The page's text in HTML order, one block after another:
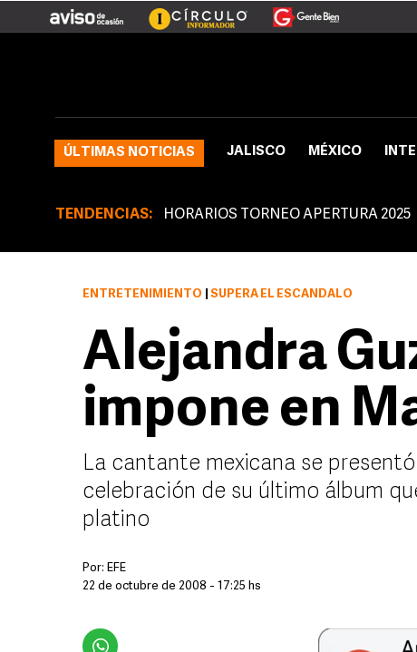
ÚLTIMAS NOTICIAS JALISCO MÉXICO
TENDENCIAS: HORARIOS TORNEO APERTURA 2025
ENTRETENIMIENTO SUPERA EL ESCÁNDALO
Alejandra
impone en
La cantante mexicana se
celebración de su último álbum
platino
Por: EFE
22 de octubre de 2008 - 17:25 hs